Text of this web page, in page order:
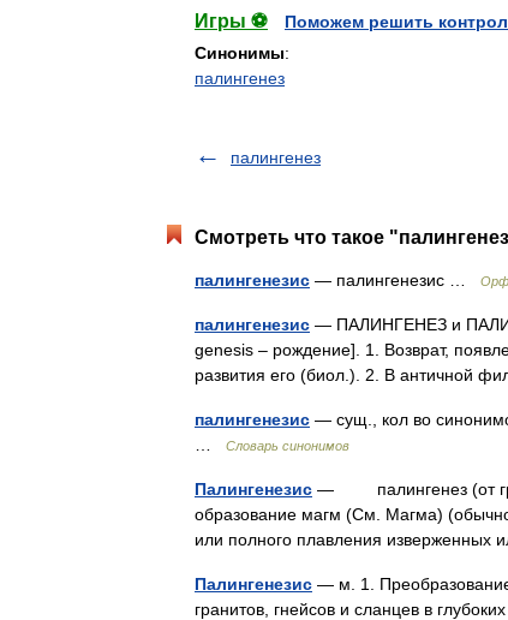
Игры ⚽
Поможем решить
Синонимы:
палингенез
палингенез
Смотреть что такое
палингенезис — палингенезис …
палингенезис — ПАЛИНГЕНЕЗ и
genesis – рождение]. 1. Возврат,
развития его (биол.). 2. В античной
палингенезис — сущ., кол во
Словарь синонимов
Палингенезис — палингенез (от
образование магм (См. Магма) (обычно
или полного плавления
Палингенезис — м. 1.
гранитов, гнейсов и сланцев в